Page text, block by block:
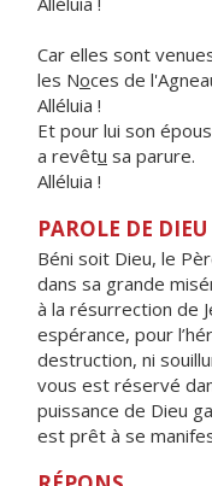
Car elles sont
les Noces de
Alléluia !
Et pour lui son
a revêtu sa parure.
Alléluia !
PAROLE DE
Béni soit Dieu, le
dans sa grande
à la résurrection de
espérance, pour
destruction, ni
vous est réservé
puissance de Dieu
est prêt à se